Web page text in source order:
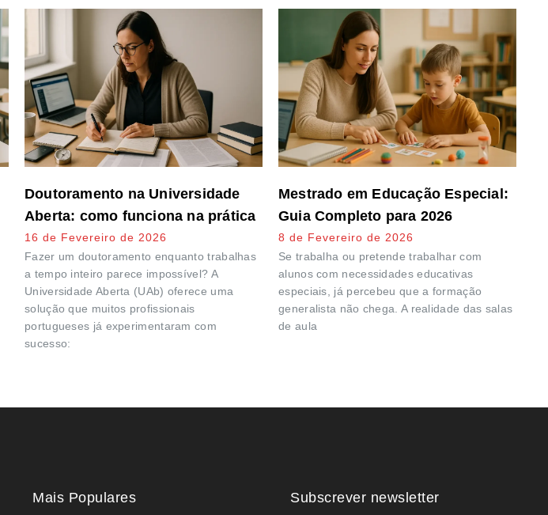
Doutoramento na Universidade
Aberta: como funciona na prática
16 de Fevereiro de 2026
Fazer um doutoramento enquanto trabalhas
a tempo inteiro parece impossível? A
Universidade Aberta (UAb) oferece uma
solução que muitos profissionais
portugueses já experimentaram com
sucesso:
Mestrado em Educação Especial:
Guia Completo para 2026
8 de Fevereiro de 2026
Se trabalha ou pretende trabalhar com
alunos com necessidades educativas
especiais, já percebeu que a formação
generalista não chega. A realidade das salas
de aula
Mais Populares Subscrever newsletter